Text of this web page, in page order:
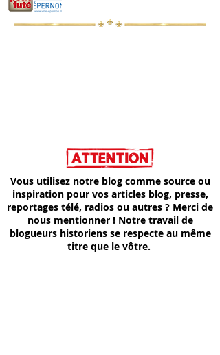
Vous utilisez notre blog comme source ou
inspiration pour vos articles blog, presse,
reportages télé, radios ou autres ? Merci de
nous mentionner ! Notre travail de
blogueurs historiens se respecte au même
titre que le vôtre.